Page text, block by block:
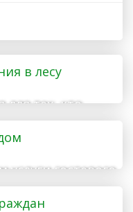
в лесу
тех, кто
в лес
гостевого